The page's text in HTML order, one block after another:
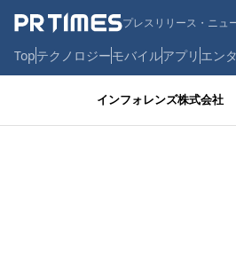
プレスリリース・ニュ
Topテクノロジーモバイルアプリ エン
インフォレンズ株式会社